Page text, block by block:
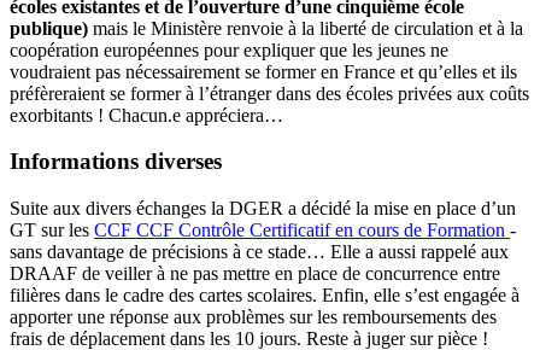
écoles existantes et de l’ouverture d’une cinquième école
publique) mais le Ministère renvoie à la liberté de circulation et à la
coopération européennes pour expliquer que les jeunes ne
voudraient pas nécessairement se former en France et qu’elles et ils
préfèreraient se former à l’étranger dans des écoles privées aux coûts
exorbitants ! Chacun.e appréciera…
Informations diverses
Suite aux divers échanges la DGER a décidé la mise en place d’un
GT sur les CCF CCF Contrôle Certificatif en cours de Formation -
sans davantage de précisions à ce stade… Elle a aussi rappelé aux
DRAAF de veiller à ne pas mettre en place de concurrence entre
filières dans le cadre des cartes scolaires. Enfin, elle s’est engagée à
apporter une réponse aux problèmes sur les remboursements des
frais de déplacement dans les 10 jours. Reste à juger sur pièce !